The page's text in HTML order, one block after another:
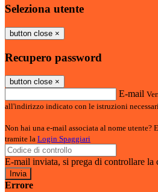
Seleziona utente
button close ×
Recupero password
button close ×
E-mail
all'indirizzo indicato con le istruzioni
Non hai una e-mail associata al nome utente?
tramite la Login Spaggiari
E-mail inviata, si prega di controllare la
Errore